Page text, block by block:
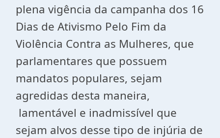
plena vigência da campanha dos 16
Dias de Ativismo Pelo Fim da
Violência Contra as Mulheres, que
parlamentares que possuem
mandatos populares, sejam
agredidas desta maneira,
lamentável e inadmissível que
sejam alvos desse tipo de injúria de